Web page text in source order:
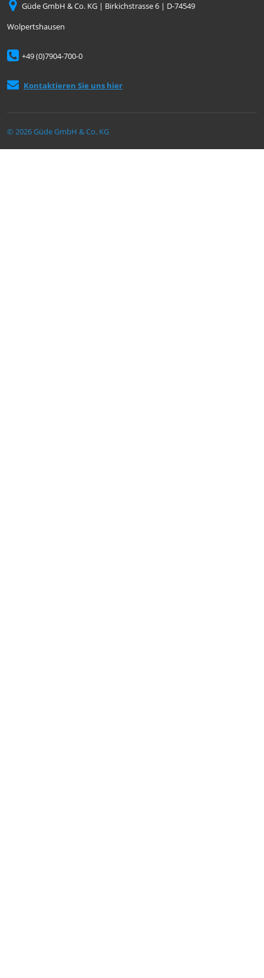
Güde GmbH & Co. KG | Birkichstrasse 6 | D-74549
Wolpertshausen
+49 (0)7904-700-0
Kontaktieren Sie uns hier
© 2026 Güde GmbH & Co. KG